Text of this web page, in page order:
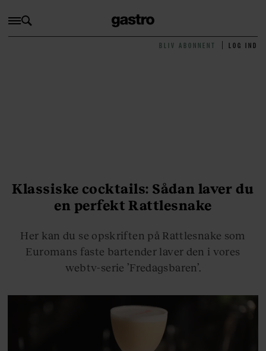
BLIV ABONNENT LOG IND
Klassiske cocktails: Sådan laver du
en perfekt Rattlesnake
Her kan du se opskriften på Rattlesnake som
Euromans faste bartender laver den i vores
webtv-serie ’Fredagsbaren’.